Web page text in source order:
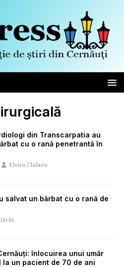
din Transcarpatia au
cu o rană penetrantă în
Elvira Chilaru
salvat un bărbat cu o rană de
înlocuirea unui umăr
un pacient de 70 de ani